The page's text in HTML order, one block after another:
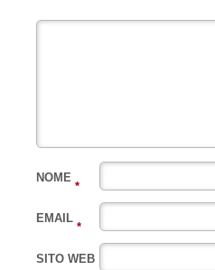
NOME
*
EMAIL
*
SITO WEB